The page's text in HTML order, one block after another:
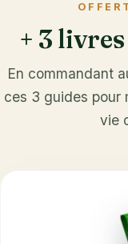
+ 3
En commandant
ces 3 guides pour
vie